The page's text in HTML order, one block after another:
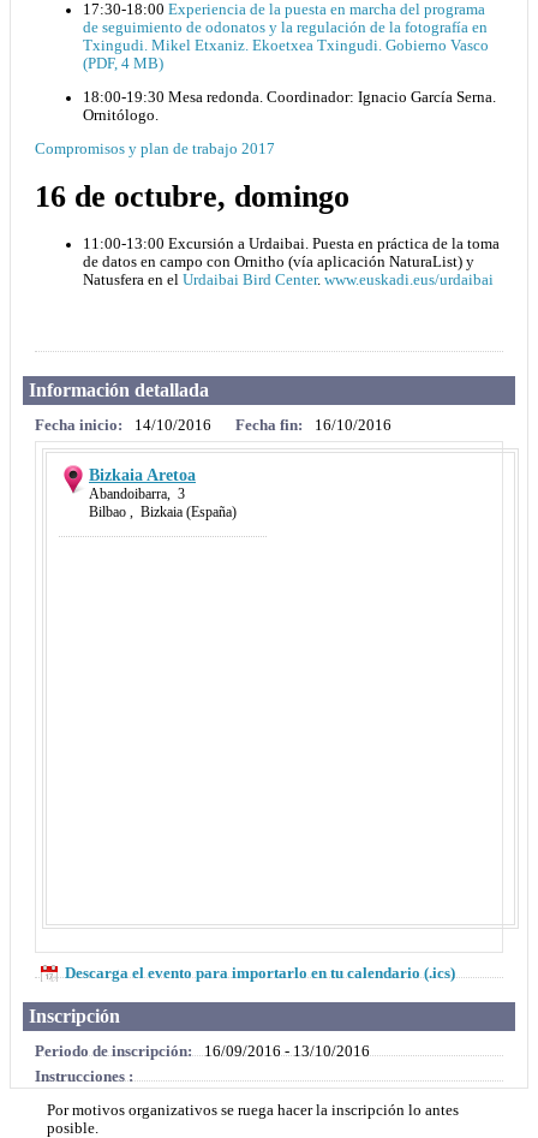
17:30-18:00 Experiencia de la puesta en marcha del programa
de seguimiento de odonatos y la regulación de la fotografía en
Txingudi. Mikel Etxaniz. Ekoetxea Txingudi. Gobierno Vasco
(PDF, 4 MB)
18:00-19:30 Mesa redonda. Coordinador: Ignacio García Serna.
Ornitólogo.
Compromisos y plan de trabajo 2017
16 de octubre, domingo
11:00-13:00 Excursión a Urdaibai. Puesta en práctica de la toma
de datos en campo con Ornitho (vía aplicación NaturaList) y
Natusfera en el Urdaibai Bird Center. www.euskadi.eus/urdaibai
Información detallada
Fecha inicio: 14/10/2016 Fecha fin: 16/10/2016
Bizkaia Aretoa
Abandoibarra
3
Bilbao
Bizkaia (España)
Descarga el evento para importarlo en tu calendario (.ics)
Inscripción
Periodo de inscripción:
16/09/2016 - 13/10/2016
Instrucciones :
Por motivos organizativos se ruega hacer la inscripción lo antes
posible.